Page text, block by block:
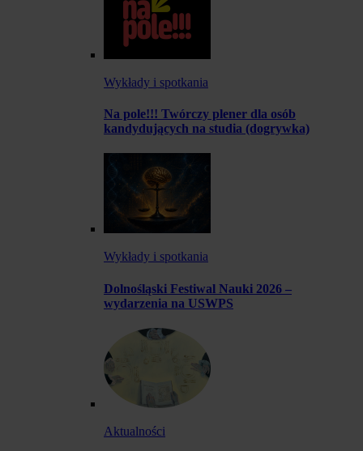
Wykłady i spotkania
Na pole!!! Twórczy plener dla osób
kandydujących na studia (dogrywka)
Wykłady i spotkania
Dolnośląski Festiwal Nauki 2026 –
wydarzenia na USWPS
Aktualności